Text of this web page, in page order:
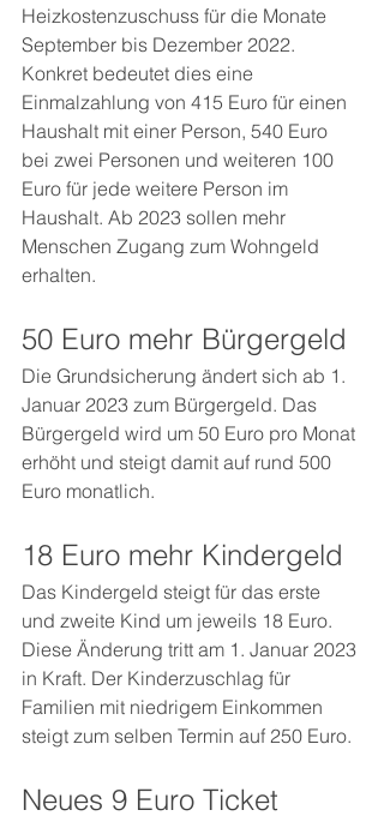
Heizkostenzuschuss für die Monate
September bis Dezember 2022.
Konkret bedeutet dies eine
Einmalzahlung von 415 Euro für einen
Haushalt mit einer Person, 540 Euro
bei zwei Personen und weiteren 100
Euro für jede weitere Person im
Haushalt. Ab 2023 sollen mehr
Menschen Zugang zum Wohngeld
erhalten.
50 Euro mehr Bürgergeld
Die Grundsicherung ändert sich ab 1.
Januar 2023 zum Bürgergeld. Das
Bürgergeld wird um 50 Euro pro Monat
erhöht und steigt damit auf rund 500
Euro monatlich.
18 Euro mehr Kindergeld
Das Kindergeld steigt für das erste
und zweite Kind um jeweils 18 Euro.
Diese Änderung tritt am 1. Januar 2023
in Kraft. Der Kinderzuschlag für
Familien mit niedrigem Einkommen
steigt zum selben Termin auf 250 Euro.
Neues 9 Euro Ticket